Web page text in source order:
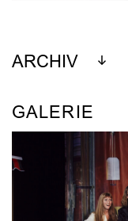
ARCHIV
GALERIE